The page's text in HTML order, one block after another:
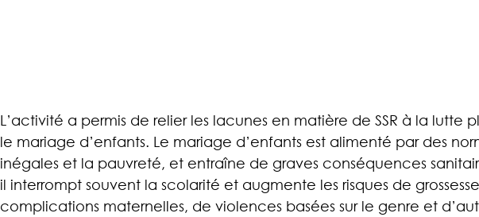
L’activité a permis de relier les lacunes en matière de SSR à la lutte
le mariage d’enfants. Le mariage d’enfants est alimenté par des
inégales et la pauvreté, et entraîne de graves conséquences
il interrompt souvent la scolarité et augmente les risques de
complications maternelles, de violences basées sur le genre et